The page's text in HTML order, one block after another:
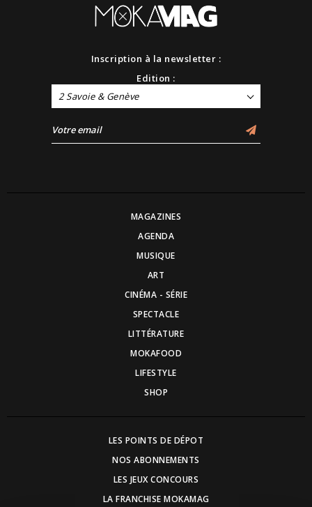
Inscription à la newsletter :
Edition :
2 Savoie & Genève
MAGAZINES
AGENDA
MUSIQUE
ART
CINÉMA - SÉRIE
SPECTACLE
LITTÉRATURE
MOKAFOOD
LIFESTYLE
SHOP
LES POINTS DE DÉPOT
NOS ABONNEMENTS
LES JEUX CONCOURS
LA FRANCHISE MOKAMAG